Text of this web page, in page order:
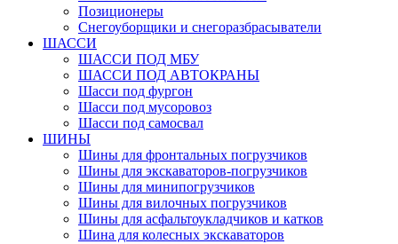
Позиционеры
Снегоуборщики и снегоразбрасыватели
ШАССИ
ШАССИ ПОД МБУ
ШАССИ ПОД АВТОКРАНЫ
Шасси под фургон
Шасси под мусоровоз
Шасси под самосвал
ШИНЫ
Шины для фронтальных погрузчиков
Шины для экскаваторов-погрузчиков
Шины для минипогрузчиков
Шины для вилочных погрузчиков
Шины для асфальтоукладчиков и катков
Шина для колесных экскаваторов